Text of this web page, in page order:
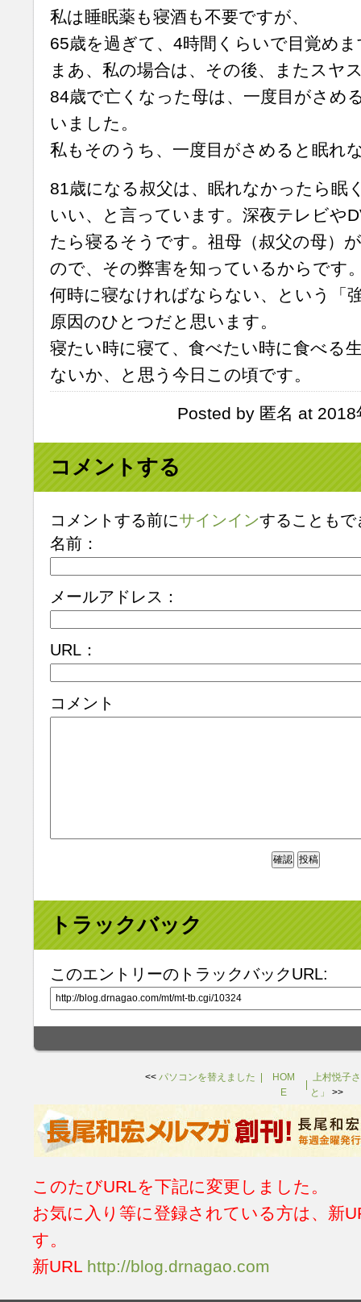
私は睡眠薬も寝酒も不要ですが、
65歳を過ぎて、4時間くらいで目覚めま
まあ、私の場合は、その後、またスヤ
84歳で亡くなった母は、一度目がさめ
いました。
私もそのうち、一度目がさめると眠れ
81歳になる叔父は、眠れなかったら眠
いい、と言っています。深夜テレビや
たら寝るそうです。祖母（叔父の母）
ので、その弊害を知っているからです
何時に寝なければならない、という「
原因のひとつだと思います。
寝たい時に寝て、食べたい時に食べる
ないか、と思う今日この頃です。
Posted by 匿名 at
コメントする
コメントする前にサインインすることもで
名前：
メールアドレス：
URL：
コメント
トラックバック
このエントリーのトラックバックURL:
<< パソコンを替えました
HOM
E
上村悦子
と」
>>
このたびURLを下記に変更しました。
お気に入り等に登録されている方は、新
す。
新URL http://blog.drnagao.com